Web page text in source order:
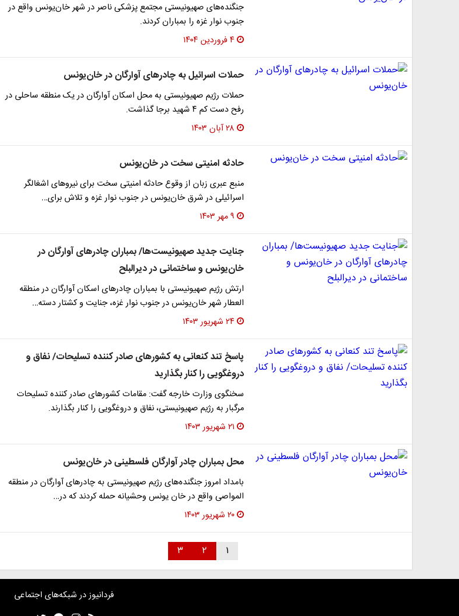
جنگنده‌های صهیونیستی مجتمع پزشکی ناصر در شهر خان‌یونس واقع در
جنوب نوار غزه را بمباران کردند.
۴ فروردین ۱۴۰۴
حملات اسرائیل به چادرهای آوارگان در خان‌یونس
حملات رژیم صهیونیستی به محل اسکان آوارگان در یک منطقه ساحلی در
رفح دست کم ۴ شهید برجا گذاشت.
۲۸ آبان ۱۴۰۳
حادثه امنیتی سخت در خان‌یونس
منبع عبری زبان از وقوع حادثه امنیتی سخت برای نیروهای اشغالگر
اسرائیلی در شرق خان‌یونس در جنوب نوار غزه و تلاش برای…
۹ مهر ۱۴۰۳
جنایت جدید صهیونیست‌ها/ بمباران چادرهای آوارگان در
خان‌یونس و ساختمانی در دیرالبلح
ارتش رژیم صهیونیستی با بمباران چادرهای اسکان آوارگان در منطقه
العطار شهر خان‌یونس در جنوب نوار غزه، جنایت و کشتار دسته…
۲۴ شهریور ۱۴۰۳
پاسخ تند کنعانی به کشورهای صادر کننده تسلیحات/ نفاق و
دروغگویی را کنار بگذارید
سخنگوی وزارت خارجه گفت: مقامات کشورهای صادر کننده تسلیحات
مرگبار به رژیم صهیونیستی، ‌نفاق و دروغگویی را کنار بگذارند.
۲۱ شهریور ۱۴۰۳
محل بمباران چادر آوارگان فلسطینی در خان‌یونس
بامداد امروز جنگنده‌های رژیم صهیونیستی به چادرهای آوارگان در منطقه
المواصی واقع در خان یونس وحشیانه حمله کردند که در…
۲۰ شهریور ۱۴۰۳
۱ ۲ ۳
فردانیوز در شبکه‌های اجتماعی